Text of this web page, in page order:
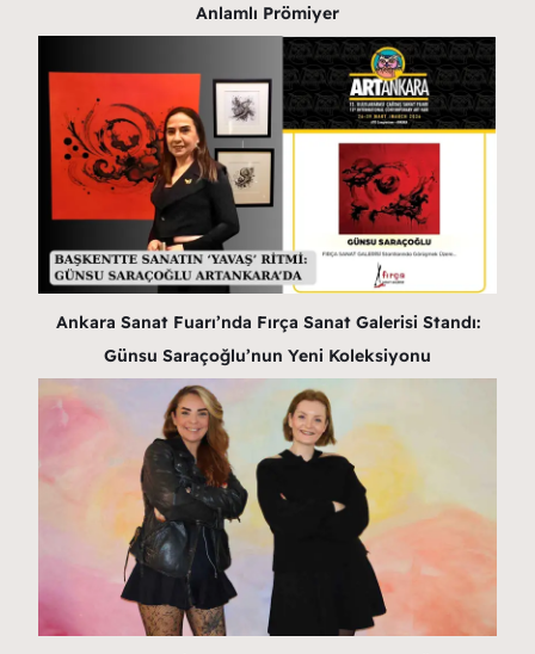
Anlamlı Prömiyer
Ankara Sanat Fuarı’nda Fırça Sanat Galerisi Standı:
Günsu Saraçoğlu’nun Yeni Koleksiyonu